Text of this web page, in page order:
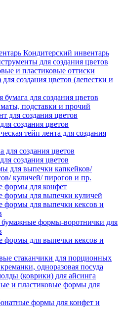
Кондитерский инвентарь
для создания цветов
и пластиковые оттиски
создания цветов (лепестки и
бумага для создания цветов
подставки и прочий
для создания цветов
создания цветов
тейп лента для создания
для создания цветов
создания цветов
для выпечки капкейков/
куличей/ пирогов и пр.
формы для конфет
формы для выпечки куличей
формы для выпечки кексов и
формы-воротнички для
формы для выпечки кексов и
стаканчики для порционных
одноразовая посуда
(коврики) для айсинга
и пластиковые формы для
формы для конфет и